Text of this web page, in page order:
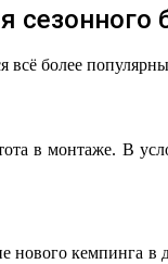
более
в монтаже. В
кемпинга